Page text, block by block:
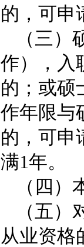
的，可申
（三
作），入
的；或硕
作年限与
的，可申
满1年。
（四
（五
从业资格